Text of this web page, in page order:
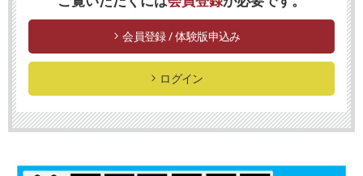
会員登録 / 体験版申込み
ログイン